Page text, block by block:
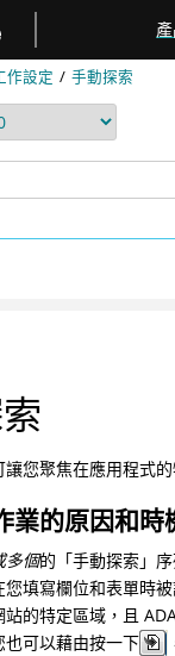
作設定 手動探索
讓您聚焦在應用程式
業的原因和時
多個的「手動探索」
填寫欄位和表單時
的特定區域，且
也可以藉由按一下